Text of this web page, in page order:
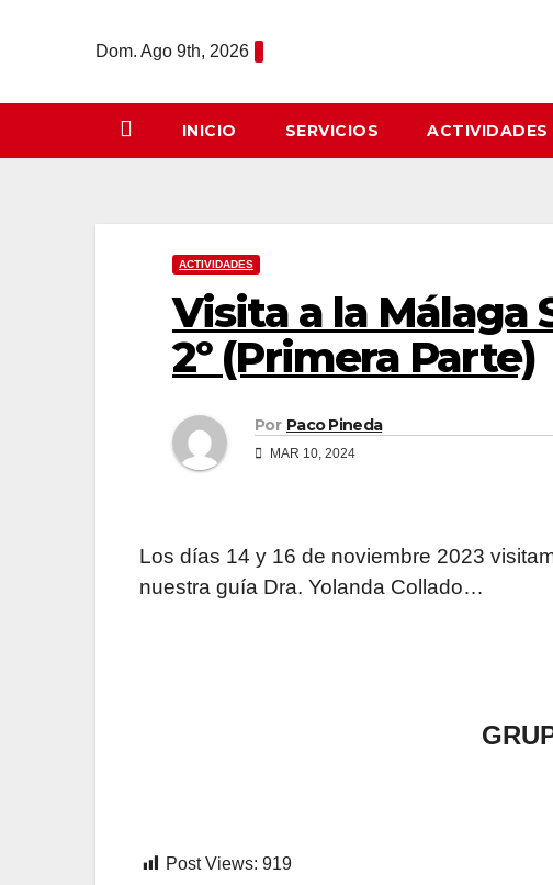
Dom. Ago 9th, 2026
INICIO SERVICIOS ACTIVIDADES
ACTIVIDADES
Visita a la Málaga
2º (Primera Parte)
Por Paco Pineda
MAR 10, 2024
Los días 14 y 16 de noviembre 2023
nuestra guía Dra. Yolanda Collado…
Post Views: 919